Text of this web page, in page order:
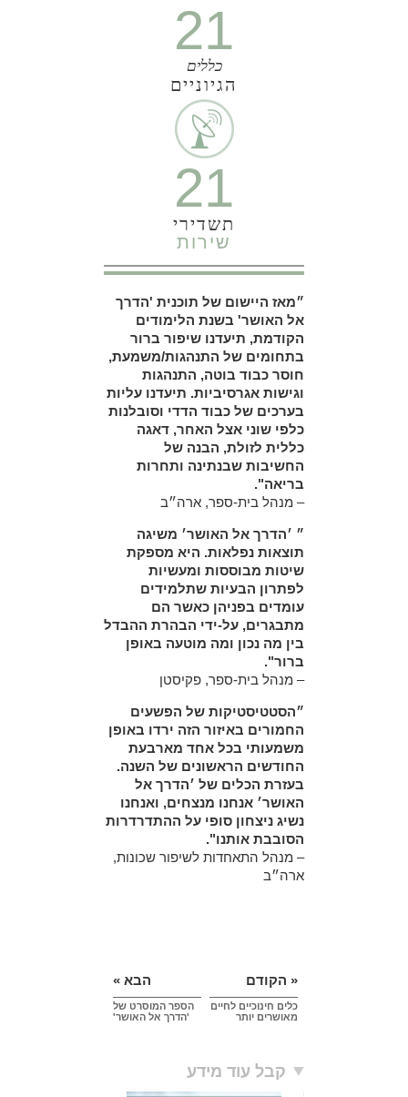
21
כללים
הגיוניים
21
תשדירי
שירות
״מאז היישום של תוכנית 'הדרך
אל האושר' בשנת הלימודים
הקודמת, תיעדנו שיפור ברור
בתחומים של התנהגות/משמעת,
חוסר כבוד בוטה, התנהגות
וגישות אגרסיביות. תיעדנו עליות
בערכים של כבוד הדדי וסובלנות
כלפי שוני אצל האחר, דאגה
כללית לזולת, הבנה של
החשיבות שבנתינה ותחרות
בריאה".
– מנהל בית-ספר, ארה״ב
״ ׳הדרך אל האושר׳ משיגה
תוצאות נפלאות. היא מספקת
שיטות מבוססות ומעשיות
לפתרון הבעיות שתלמידים
עומדים בפניהן כאשר הם
מתבגרים, על-ידי הבהרת ההבדל
בין מה נכון ומה מוטעה באופן
ברור".
– מנהל בית-ספר, פקיסטן
״הסטטיסטיקות של הפשעים
החמורים באיזור הזה ירדו באופן
משמעותי בכל אחד מארבעת
החודשים הראשונים של השנה.
בעזרת הכלים של ׳הדרך אל
האושר׳ אנחנו מנצחים, ואנחנו
נשיג ניצחון סופי על ההתדרדרות
הסובבת אותנו".
– מנהל התאחדות לשיפור שכונות,
ארה״ב
« הקודם
כלים חינוכיים לחיים
מאושרים יותר
הבא »
הספר המוסרט של
'הדרך אל האושר'
קבל עוד מידע